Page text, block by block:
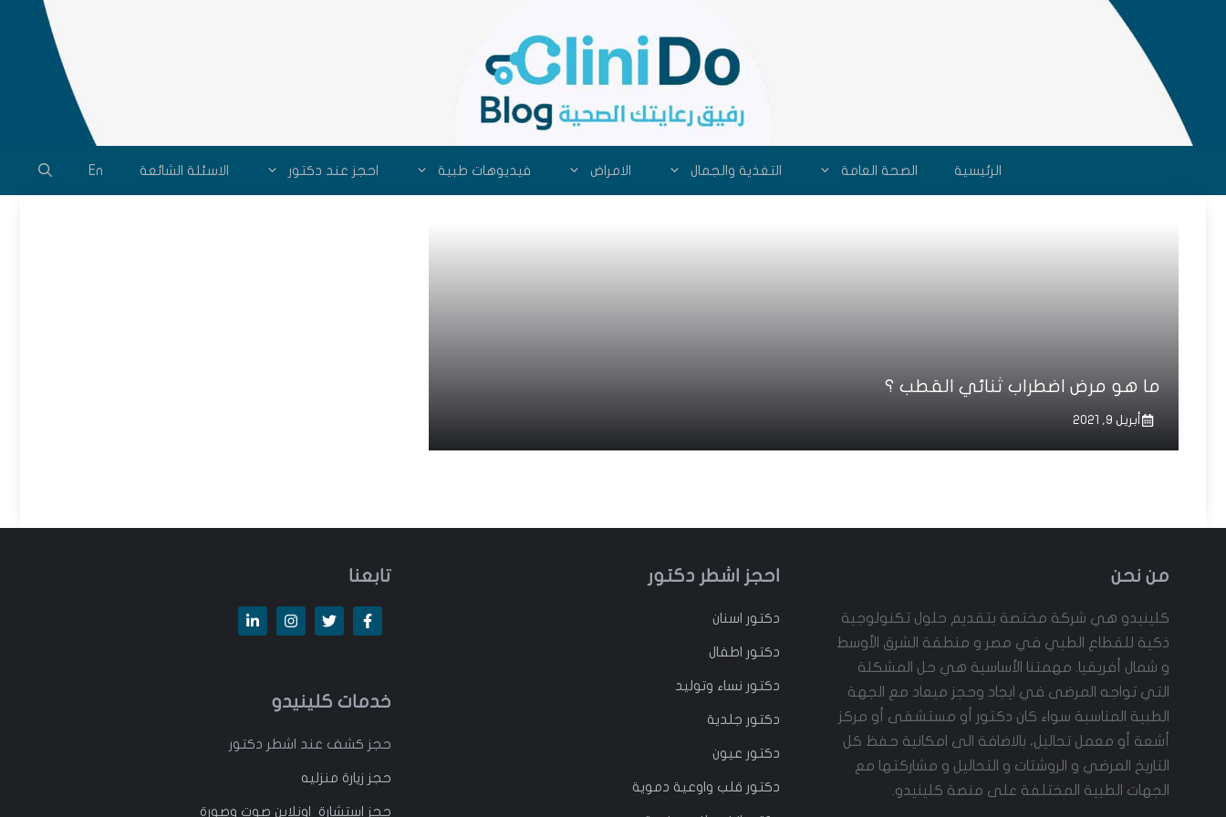
الرئيسية الصحة العامة التغذية والجمال الامراض فيديوهات طبية احجز عند دكتور الاسئلة الشائعة En
ما هو مرض اضطراب ثنائي القطب ؟
أبريل 9, 2021
من نحن
كلينيدو هي شركة مختصة بتقديم حلول تكنولوجية
ذكية للقطاع الطبي في مصر و منطقة الشرق الأوسط
و شمال أفريقيا. مهمتنا الأساسية هي حل المشكلة
التي تواجه المرضى في ايجاد وحجز ميعاد مع الجهة
الطبية المناسبة سواء كان دكتور أو مستشفى أو مركز
أشعة أو معمل تحاليل، بالاضافة الى امكانية حفظ كل
التاريخ المرضي و الروشتات و التحاليل و مشاركتها مع
الجهات الطبية المختلفة على منصة كلينيدو.
احجز اشطر دكتور
دكتور اسنان
دكتور اطفال
دكتور نساء وتوليد
دكتور جلدية
دكتور عيون
دكتور قلب واوعية دموية
تابعنا
خدمات كلينيدو
حجز كشف عند اشطر دكتور
حجز زيارة منزليه
حجز استشارة اونلاين صوت وصورة